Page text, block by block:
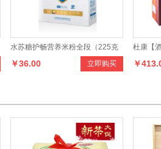
恒
亮
纯
天
然
农
家
野生土蜂蜜280克
实
惠
高
品
质
小
瓶
蜂